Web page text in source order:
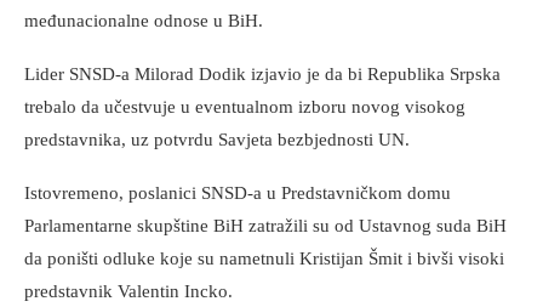
međunacionalne odnose u BiH.
Lider SNSD-a Milorad Dodik izjavio je da bi Republika Srpska
trebalo da učestvuje u eventualnom izboru novog visokog
predstavnika, uz potvrdu Savjeta bezbjednosti UN.
Istovremeno, poslanici SNSD-a u Predstavničkom domu
Parlamentarne skupštine BiH zatražili su od Ustavnog suda BiH
da poništi odluke koje su nametnuli Kristijan Šmit i bivši visoki
predstavnik Valentin Incko.